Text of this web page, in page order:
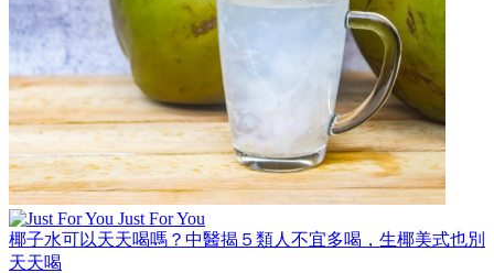
Just For You
椰子水可以天天喝嗎？中醫揭５類人不宜多喝，生椰美式也別
天天喝